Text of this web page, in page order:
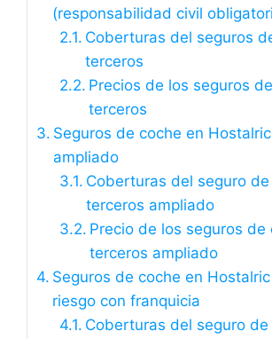
(responsabilidad civil
Coberturas del seguros
terceros
Precios de los seguros
terceros
Seguros de coche en
ampliado
Coberturas del seguro
terceros ampliado
Precio de los seguros de
terceros ampliado
Seguros de coche en
riesgo con franquicia
Coberturas del seguro de